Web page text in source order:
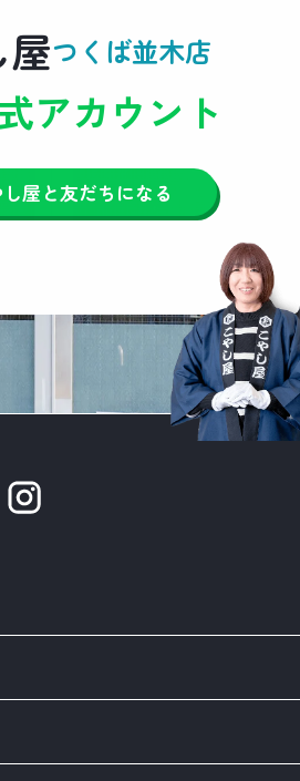
屋つくば並木店
アカウント
し屋と友だちになる